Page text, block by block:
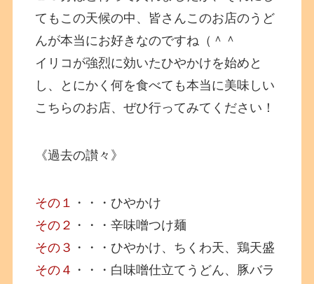
てもこの天候の中、皆さんこのお店のうど
んが本当にお好きなのですね（＾＾
イリコが強烈に効いたひやかけを始めと
し、とにかく何を食べても本当に美味しい
こちらのお店、ぜひ行ってみてください！
《過去の讃々》
その１ ・・・ひやかけ
その２ ・・・辛味噌つけ麺
その３ ・・・ひやかけ、ちくわ天、鶏天盛
その４ ・・・白味噌仕立てうどん、豚バラ